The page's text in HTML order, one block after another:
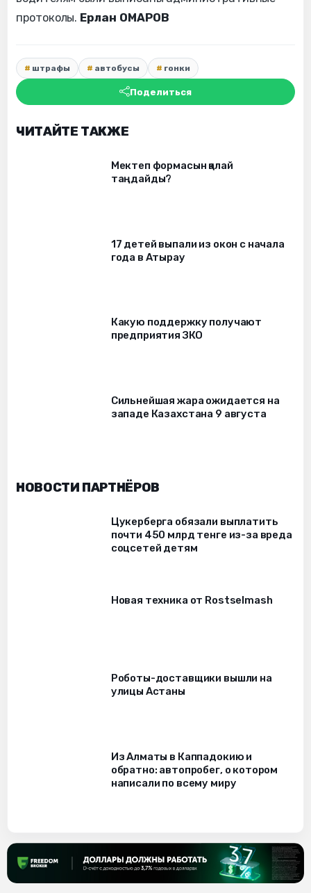
протоколы. Ерлан ОМАРОВ
штрафы автобусы гонки
Поделиться
ЧИТАЙТЕ ТАКЖЕ
Мектеп формасын қалай
таңдайды?
17 детей выпали из окон c начала
года в Атырау
Какую поддержку получают
предприятия ЗКО
Сильнейшая жара ожидается на
западе Казахстана 9 августа
НОВОСТИ ПАРТНЁРОВ
Цукерберга обязали выплатить
почти 450 млрд тенге из-за вреда
соцсетей детям
Новая техника от Rostselmash
Роботы-доставщики вышли на
улицы Астаны
Из Алматы в Каппадокию и
обратно: автопробег, о котором
написали по всему миру